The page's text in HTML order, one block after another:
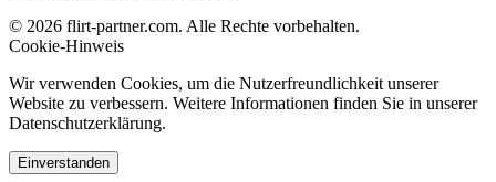
© 2026 flirt-partner.com. Alle Rechte vorbehalten.
Cookie-Hinweis
Wir verwenden Cookies, um die Nutzerfreundlichkeit unserer
Website zu verbessern. Weitere Informationen finden Sie in unserer
Datenschutzerklärung.
Einverstanden